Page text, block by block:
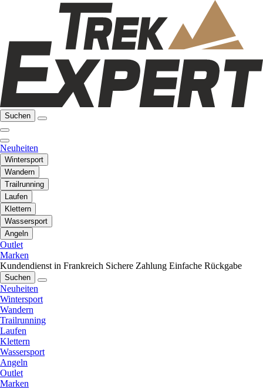
Suchen
Neuheiten
Wintersport
Wandern
Trailrunning
Laufen
Klettern
Wassersport
Angeln
Outlet
Marken
Kundendienst in Frankreich Sichere Zahlung Einfache Rückgabe
Suchen
Neuheiten
Wintersport
Wandern
Trailrunning
Laufen
Klettern
Wassersport
Angeln
Outlet
Marken